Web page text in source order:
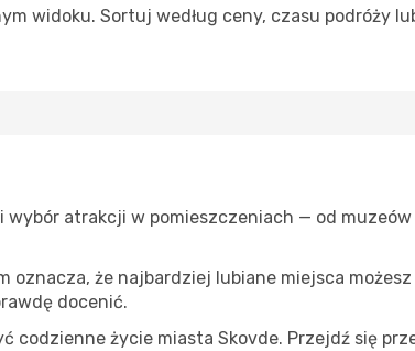
widoku. Sortuj według ceny, czasu podróży
wybór atrakcji w pomieszczeniach — od
oznacza, że najbardziej lubiane miejsca
docenić.
codzienne życie miasta Skovde. Przejdź się